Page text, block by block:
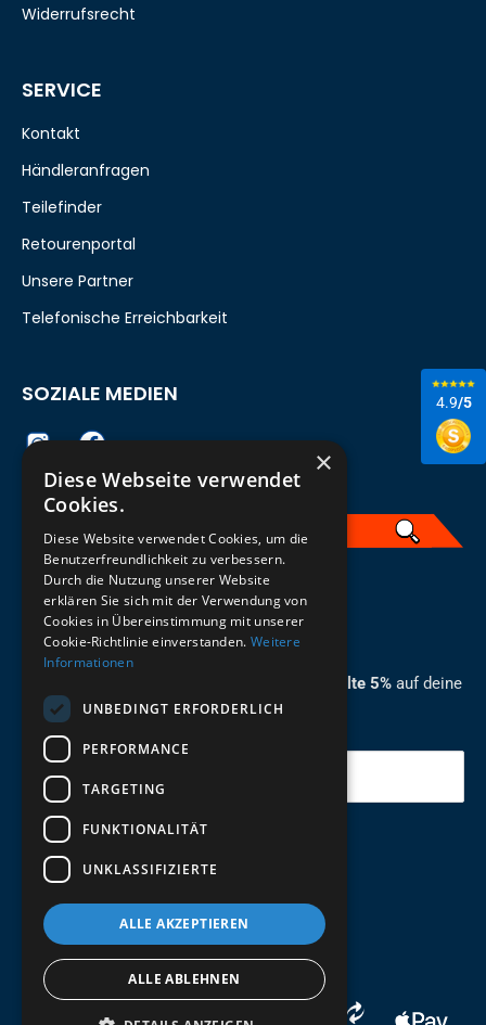
4.9/5
ZUM NEWSLETTER ANMELDEN
Melde dich jetzt zum Newsletter an und erhalte 5% auf deine
erste Bestellung.
Deine Email
Abschicken
Widerrufsrecht
SERVICE
Kontakt
Händleranfragen
Teilefinder
Retourenportal
Unsere Partner
Telefonische Erreichbarkeit
SOZIALE MEDIEN
German
×
Diese Webseite verwendet
Cookies.
Diese Website verwendet Cookies, um die
Benutzerfreundlichkeit zu verbessern.
Durch die Nutzung unserer Website
erklären Sie sich mit der Verwendung von
Cookies in Übereinstimmung mit unserer
Cookie-Richtlinie einverstanden. Weitere
Informationen
UNBEDINGT ERFORDERLICH
PERFORMANCE
TARGETING
FUNKTIONALITÄT
UNKLASSIFIZIERTE
ALLE AKZEPTIEREN
ALLE ABLEHNEN